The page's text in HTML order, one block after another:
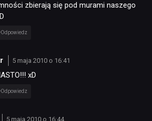
zbierają się pod murami naszego
Odpowiedz
5 maja 2010 o 16:41
xD
Odpowiedz
5 maja 2010 o 16:44